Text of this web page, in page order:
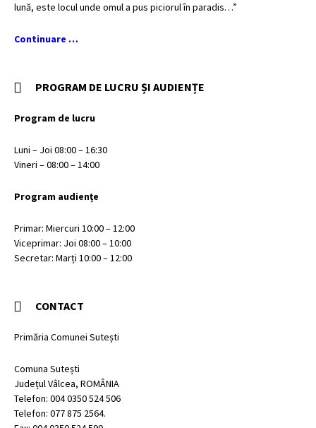
lună, este locul unde omul a pus piciorul în paradis…”
Continuare …
PROGRAM DE LUCRU ȘI AUDIENȚE
Program de lucru
Luni – Joi 08:00 – 16:30
Vineri – 08:00 – 14:00
Program audiențe
Primar: Miercuri 10:00 – 12:00
Viceprimar: Joi 08:00 – 10:00
Secretar: Marți 10:00 – 12:00
CONTACT
Primăria Comunei Sutești
Comuna Sutești
Județul Vâlcea, ROMÂNIA
Telefon: 004 0350 524 506
Telefon: 077 875 2564.